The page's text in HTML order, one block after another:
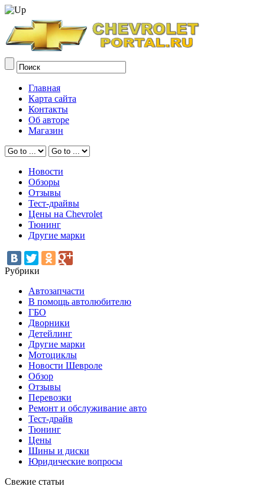
Главная
Карта сайта
Контакты
Об авторе
Магазин
Новости
Обзоры
Отзывы
Тест-драйвы
Цены на Chevrolet
Тюнинг
Другие марки
Рубрики
Автозапчасти
В помощь автолюбителю
ГБО
Дворники
Детейлинг
Другие марки
Мотоциклы
Новости Шевроле
Обзор
Отзывы
Перевозки
Ремонт и обслуживание авто
Тест-драйв
Тюнинг
Цены
Шины и диски
Юридические вопросы
Свежие статьи